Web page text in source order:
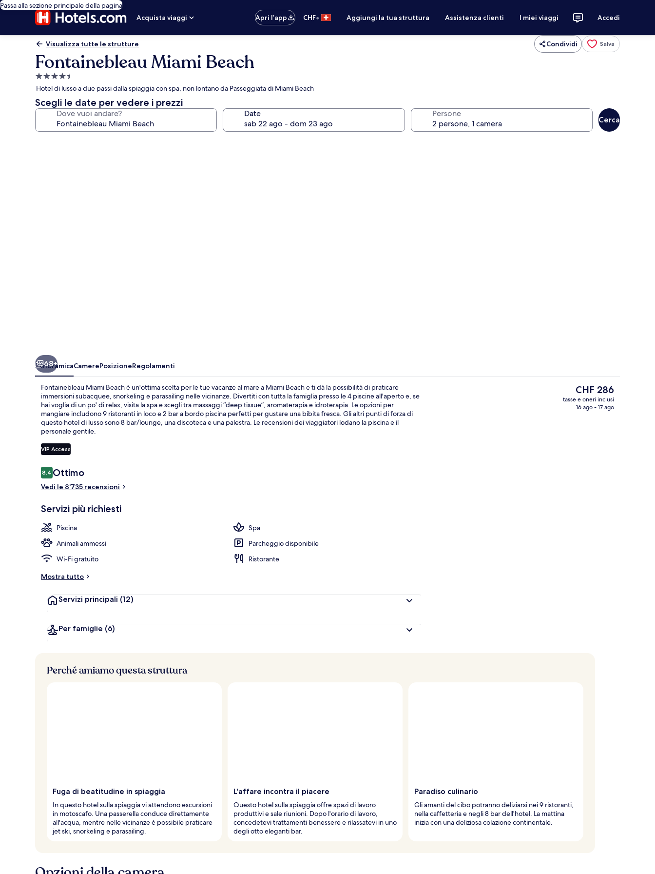
Passa alla sezione principale della pagina
Acquista viaggi
Apri l’app CHF• Aggiungi la tua struttura Assistenza clienti I miei viaggi Accedi
Visualizza tutte le strutture Condividi Salva
Fontainebleau Miami Beach
Struttura
a
4.5
stelle
Hotel di lusso a due passi dalla spiaggia con spa, non lontano da Passeggiata di Miami Beach
Scegli le date per vedere i prezzi
Dove vuoi andare? Date Persone
Cerca
Esterni Biancheria da letto di alta qualità,
68+
PanoramicaCamerePosizioneRegolamenti
Fontainebleau Miami Beach è un'ottima scelta per le tue vacanze al mare a Miami Beach e ti dà la possibilità di praticare
immersioni subacquee, snorkeling e parasailing nelle vicinanze. Divertiti con tutta la famiglia presso le 4 piscine all'aperto e, se
hai voglia di un po' di relax, visita la spa e scegli tra massaggi “deep tissue”, aromaterapia e idroterapia. Le opzioni per
mangiare includono 9 ristoranti in loco e 2 bar a bordo piscina perfetti per gustare una bibita fresca. Gli altri punti di forza di
questo hotel di lusso sono 8 bar/lounge, una discoteca e una palestra. Le recensioni dei viaggiatori lodano la piscina e il
personale gentile.
VIP Access
Recensioni
8.48.4 su 10
Ottimo
Vedi le 8'735 recensioni
Servizi più richiesti
Piscina
Spa
Animali ammessi
Parcheggio disponibile
Wi-Fi gratuito
Ristorante
Mostra tutto
Servizi principali (12)
Per famiglie (6)
Il
prezzo
attuale
CHF 286
tasse e oneri inclusi
16 ago - 17 ago
Perché amiamo questa struttura
Fuga di beatitudine in spiaggia
In questo hotel sulla spiaggia vi attendono escursioni
in motoscafo. Una passerella conduce direttamente
all'acqua, mentre nelle vicinanze è possibile praticare
jet ski, snorkeling e parasailing.
L'affare incontra il piacere
Questo hotel sulla spiaggia offre spazi di lavoro
produttivi e sale riunioni. Dopo l'orario di lavoro,
concedetevi trattamenti benessere e rilassatevi in uno
degli otto eleganti bar.
Paradiso culinario
Gli amanti del cibo potranno deliziarsi nei 9 ristoranti,
nella caffetteria e negli 8 bar dell'hotel. La mattina
inizia con una deliziosa colazione continentale.